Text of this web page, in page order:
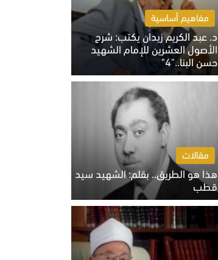
مفاهيم أساسية
د. عبد الكريم زيدان يكتب: شرح
الأصول العشرين للإمام الشهيد
حسن البنا.."4"
الخميس 6 أغسطس 2026 10:27 ص
مقالات
هذا هو الطريق.. بقلم: الشهيد سيد
قطب
الخميس 6 أغسطس 2026 10:52 ص